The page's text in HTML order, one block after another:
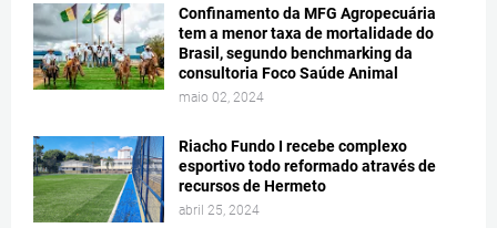
Confinamento da MFG Agropecuária
tem a menor taxa de mortalidade do
Brasil, segundo benchmarking da
consultoria Foco Saúde Animal
maio 02, 2024
Riacho Fundo I recebe complexo
esportivo todo reformado através de
recursos de Hermeto
abril 25, 2024